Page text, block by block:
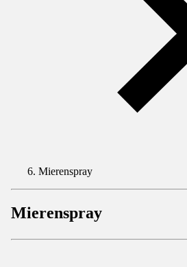
Mierenspray
Mierenspray